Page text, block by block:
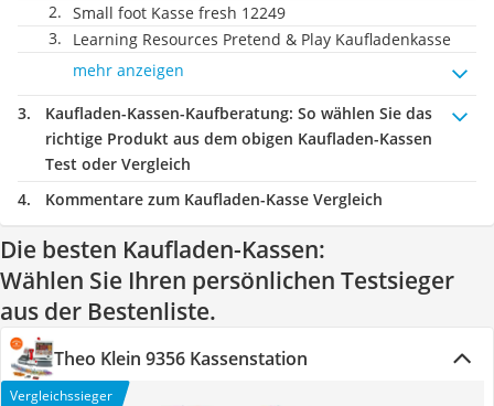
Small foot Kasse fresh 12249
Learning Resources Pretend & Play Kaufladenkasse
mehr anzeigen
Kaufladen-Kassen-Kaufberatung: So wählen Sie das
richtige Produkt aus dem obigen Kaufladen-Kassen
Test oder Vergleich
Kommentare zum Kaufladen-Kasse Vergleich
Die besten Kaufladen-Kassen:
Wählen Sie Ihren persönlichen Testsieger
aus der Bestenliste.
Theo Klein 9356 Kassenstation
Vergleichssieger